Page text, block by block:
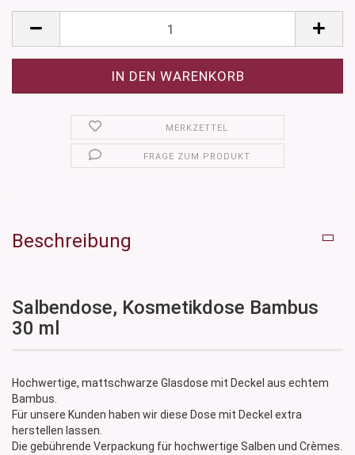
MERKZETTEL
FRAGE ZUM PRODUKT
Beschreibung
Salbendose, Kosmetikdose Bambus
30 ml
Hochwertige, mattschwarze Glasdose mit Deckel aus echtem
Bambus.
Für unsere Kunden haben wir diese Dose mit Deckel extra
herstellen lassen.
Die gebührende Verpackung für hochwertige Salben und Crèmes.